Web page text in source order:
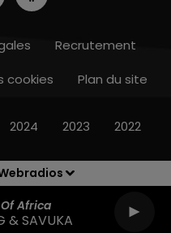
Africa
& SAVUKA
Recrutement
cookies Plan du site
2024 2023 2022